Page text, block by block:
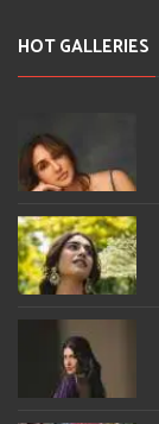
HOT GALLERIES